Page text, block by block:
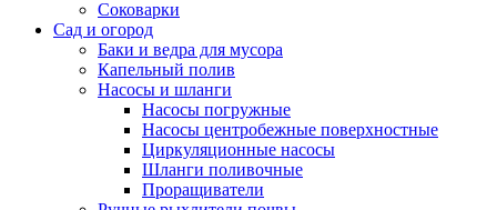
Соковарки
Сад и огород
Баки и ведра для мусора
Капельный полив
Насосы и шланги
Насосы погружные
Насосы центробежные поверхностные
Циркуляционные насосы
Шланги поливочные
Проращиватели